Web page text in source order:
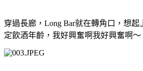
穿過長廊， Long Bar就在轉角口，想起
定飲酒年齡，我好興奮啊我好興奮啊～